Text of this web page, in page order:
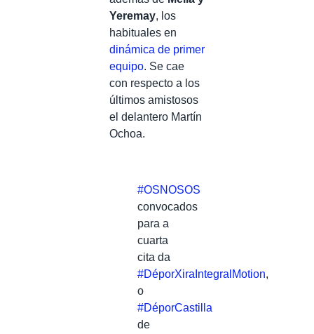
Yeremay, los
habituales en
dinámica de primer
equipo. Se cae
con respecto a los
últimos amistosos
el delantero Martín
Ochoa.
#OSNOSOS
convocados
para a
cuarta
cita da
#DéporXiraIntegralMotion,
o
#DéporCastilla
de